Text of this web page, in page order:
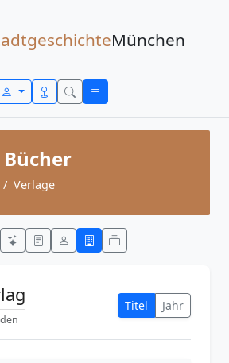
München
Verlage
Titel Jahr